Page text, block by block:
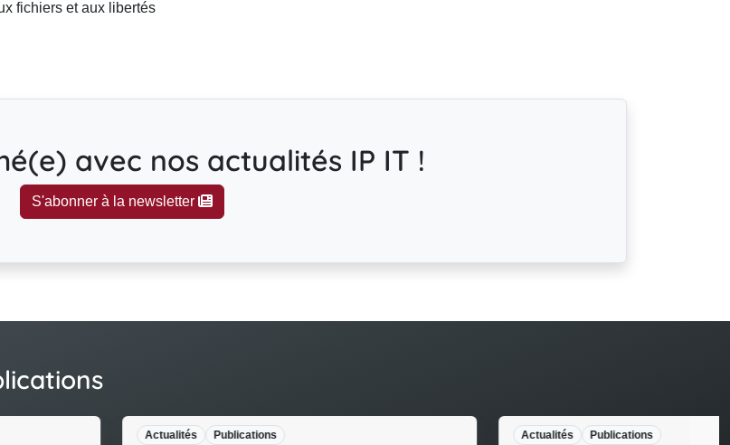
fichiers et aux libertés
avec nos actualités IP IT !
S'abonner à la newsletter